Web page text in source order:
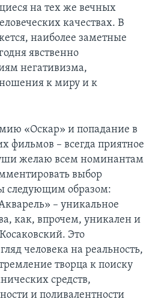
на тех же вечных
качествах. В
наиболее заметные
явственно
негативизма,
к миру и к
«Оскар» и попадание в
фильмов – всегда приятное
желаю всем номинантам
выбор
следующим образом:
– уникальное
как, впрочем, уникален и
Это
человека на реальность,
творца к поиску
средств,
и поливалентности